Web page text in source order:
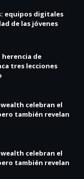
equipos digitales
de las jóvenes
de
tres lecciones
celebran el
también revelan
celebran el
también revelan